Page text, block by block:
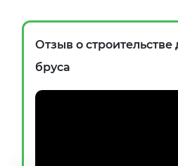
Отзыв о строительстве
бруса